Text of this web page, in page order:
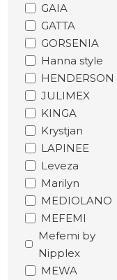
GAIA
GATTA
GORSENIA
Hanna style
HENDERSON
JULIMEX
KINGA
Krystjan
LAPINEE
Leveza
Marilyn
MEDIOLANO
MEFEMI
Mefemi by
Nipplex
MEWA